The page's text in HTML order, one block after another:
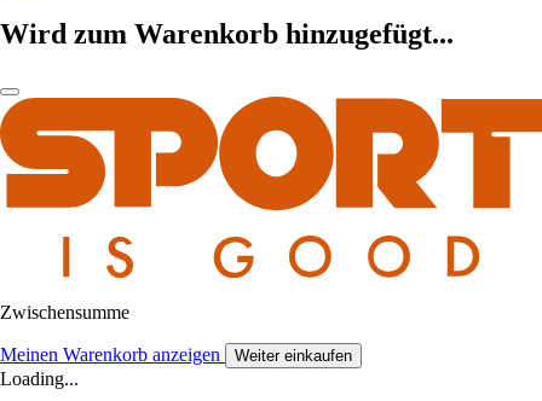
Wird zum Warenkorb hinzugefügt...
Zwischensumme
Meinen Warenkorb anzeigen Weiter einkaufen
Loading...